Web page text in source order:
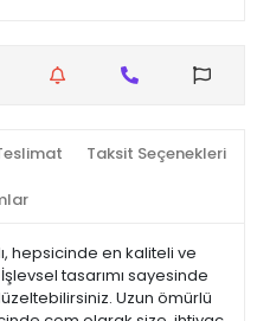
Taksit Seçenekleri
hepsicinde en kaliteli ve
tasarımı sayesinde
Uzun ömürlü